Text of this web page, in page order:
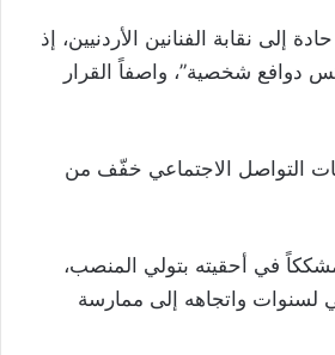
إلى نقابة الفنانين الأردنيين، إذ
دوافع شخصية”، واصفاً القرار
التواصل الاجتماعي خفّف من
مشككاً في أحقيته بتولي المنصب،
لسنوات واتجاهه إلى ممارسة